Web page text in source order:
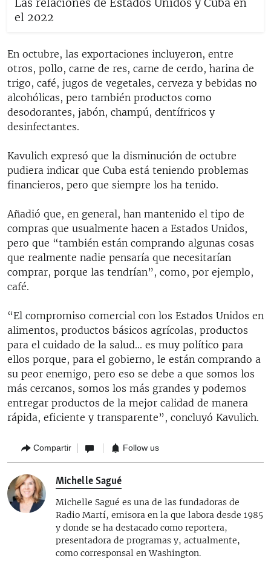
el 2022
En octubre, las exportaciones incluyeron, entre
otros, pollo, carne de res, carne de cerdo, harina de
trigo, café, jugos de vegetales, cerveza y bebidas no
alcohólicas, pero también productos como
desodorantes, jabón, champú, dentífricos y
desinfectantes.
Kavulich expresó que la disminución de octubre
pudiera indicar que Cuba está teniendo problemas
financieros, pero que siempre los ha tenido.
Añadió que, en general, han mantenido el tipo de
compras que usualmente hacen a Estados Unidos,
pero que “también están comprando algunas cosas
que realmente nadie pensaría que necesitarían
comprar, porque las tendrían”, como, por ejemplo,
café.
“El compromiso comercial con los Estados Unidos en
alimentos, productos básicos agrícolas, productos
para el cuidado de la salud... es muy político para
ellos porque, para el gobierno, le están comprando a
su peor enemigo, pero eso se debe a que somos los
más cercanos, somos los más grandes y podemos
entregar productos de la mejor calidad de manera
rápida, eficiente y transparente”, concluyó Kavulich.
Compartir Follow us
Michelle Sagué
Michelle Sagué es una de las fundadoras de
Radio Martí, emisora en la que labora desde 1985
y donde se ha destacado como reportera,
presentadora de programas y, actualmente,
como corresponsal en Washington.